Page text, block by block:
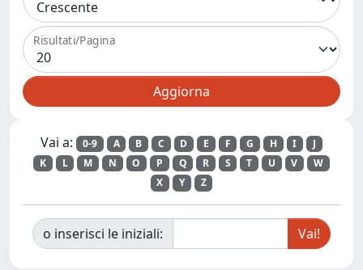
Risultati/Pagina
Vai a: 0-9 A B C D E F G H I
J
K
L M N O P Q R S T U V
W
X
Y Z
o inserisci le iniziali: